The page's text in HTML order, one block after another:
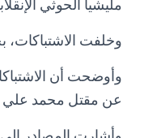
مليشيا الحوثي
وخلفت الاشتباكات،
وأوضحت أن
عن مقتل محمد علي